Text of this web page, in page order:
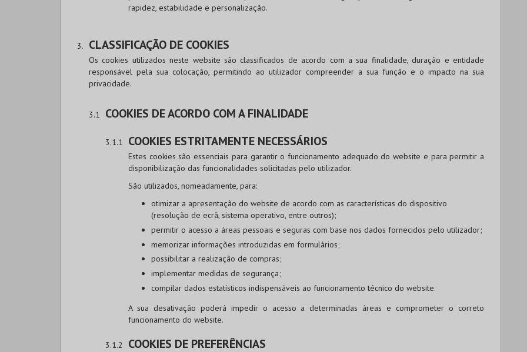
rapidez, estabilidade e personalização.
CLASSIFICAÇÃO DE COOKIES
Os cookies utilizados neste website são classificados de acordo com a sua finalidade, duração e entidade
responsável pela sua colocação, permitindo ao utilizador compreender a sua função e o impacto na sua
privacidade.
COOKIES DE ACORDO COM A FINALIDADE
COOKIES ESTRITAMENTE NECESSÁRIOS
Estes cookies são essenciais para garantir o funcionamento adequado do website e para permitir a
disponibilização das funcionalidades solicitadas pelo utilizador.
São utilizados, nomeadamente, para:
otimizar a apresentação do website de acordo com as características do dispositivo
(resolução de ecrã, sistema operativo, entre outros);
permitir o acesso a áreas pessoais e seguras com base nos dados fornecidos pelo utilizador;
memorizar informações introduzidas em formulários;
possibilitar a realização de compras;
implementar medidas de segurança;
compilar dados estatísticos indispensáveis ao funcionamento técnico do website.
A sua desativação poderá impedir o acesso a determinadas áreas e comprometer o correto
funcionamento do website.
COOKIES DE PREFERÊNCIAS